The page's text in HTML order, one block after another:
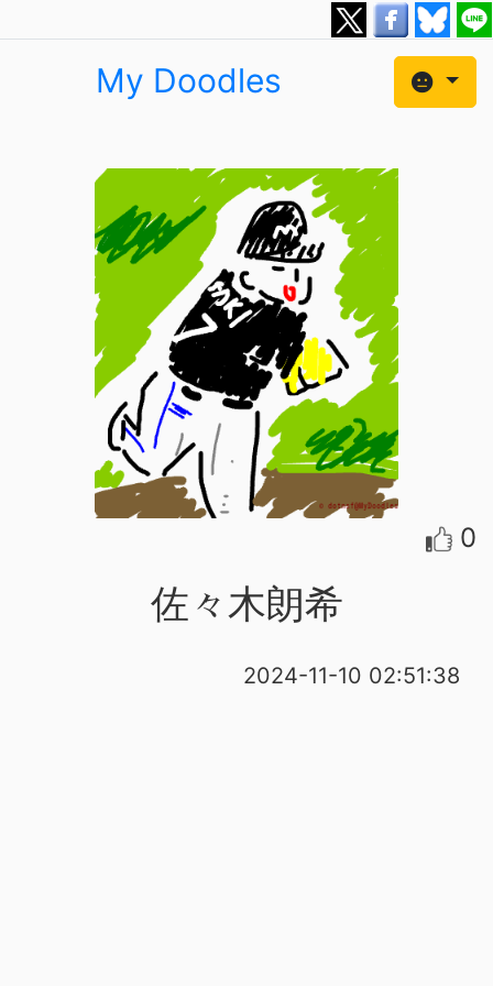
My Doodles
0
佐々木朗希
2024-11-10 02:51:38